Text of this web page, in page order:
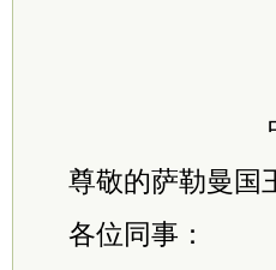
尊敬的萨勒曼国
各位同事：